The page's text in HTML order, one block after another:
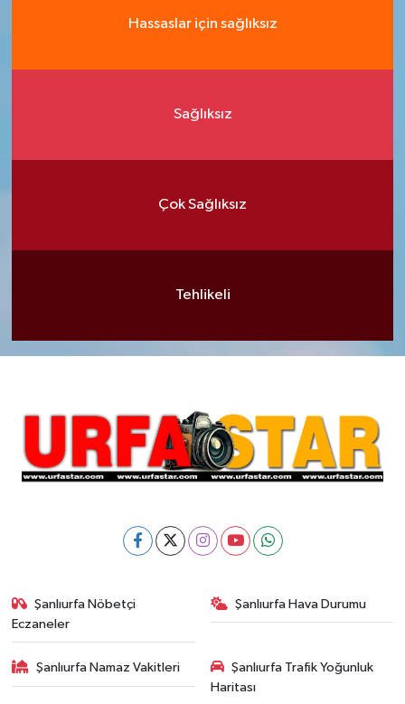
Hassaslar için sağlıksız
Sağlıksız
Çok Sağlıksız
Tehlikeli
Şanlıurfa Nöbetçi
Eczaneler
Şanlıurfa Hava Durumu
Şanlıurfa Namaz Vakitleri
Şanlıurfa Trafik Yoğunluk
Haritası